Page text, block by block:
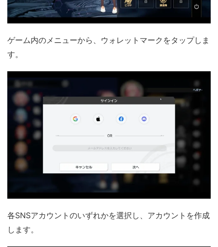
ゲーム内のメニューから、ウォレットマークをタップしま
す。
各SNSアカウントのいずれかを選択し、アカウントを作成
します。